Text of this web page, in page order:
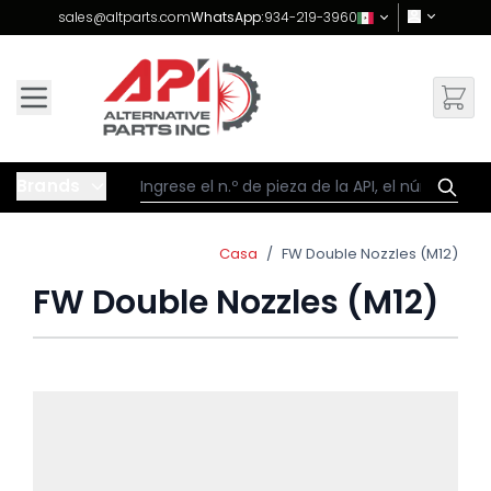
Skip to Content
sales@altparts.comWhatsApp:934-219-3960
Casa / FW Double Nozzles (M12)
FW Double Nozzles (M12)